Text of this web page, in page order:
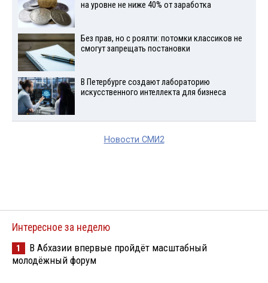
на уровне не ниже 40% от заработка
Без прав, но с роялти: потомки классиков не
смогут запрещать постановки
В Петербурге создают лабораторию
искусственного интеллекта для бизнеса
Новости СМИ2
Интересное за неделю
1
В Абхазии впервые пройдёт масштабный
молодёжный форум